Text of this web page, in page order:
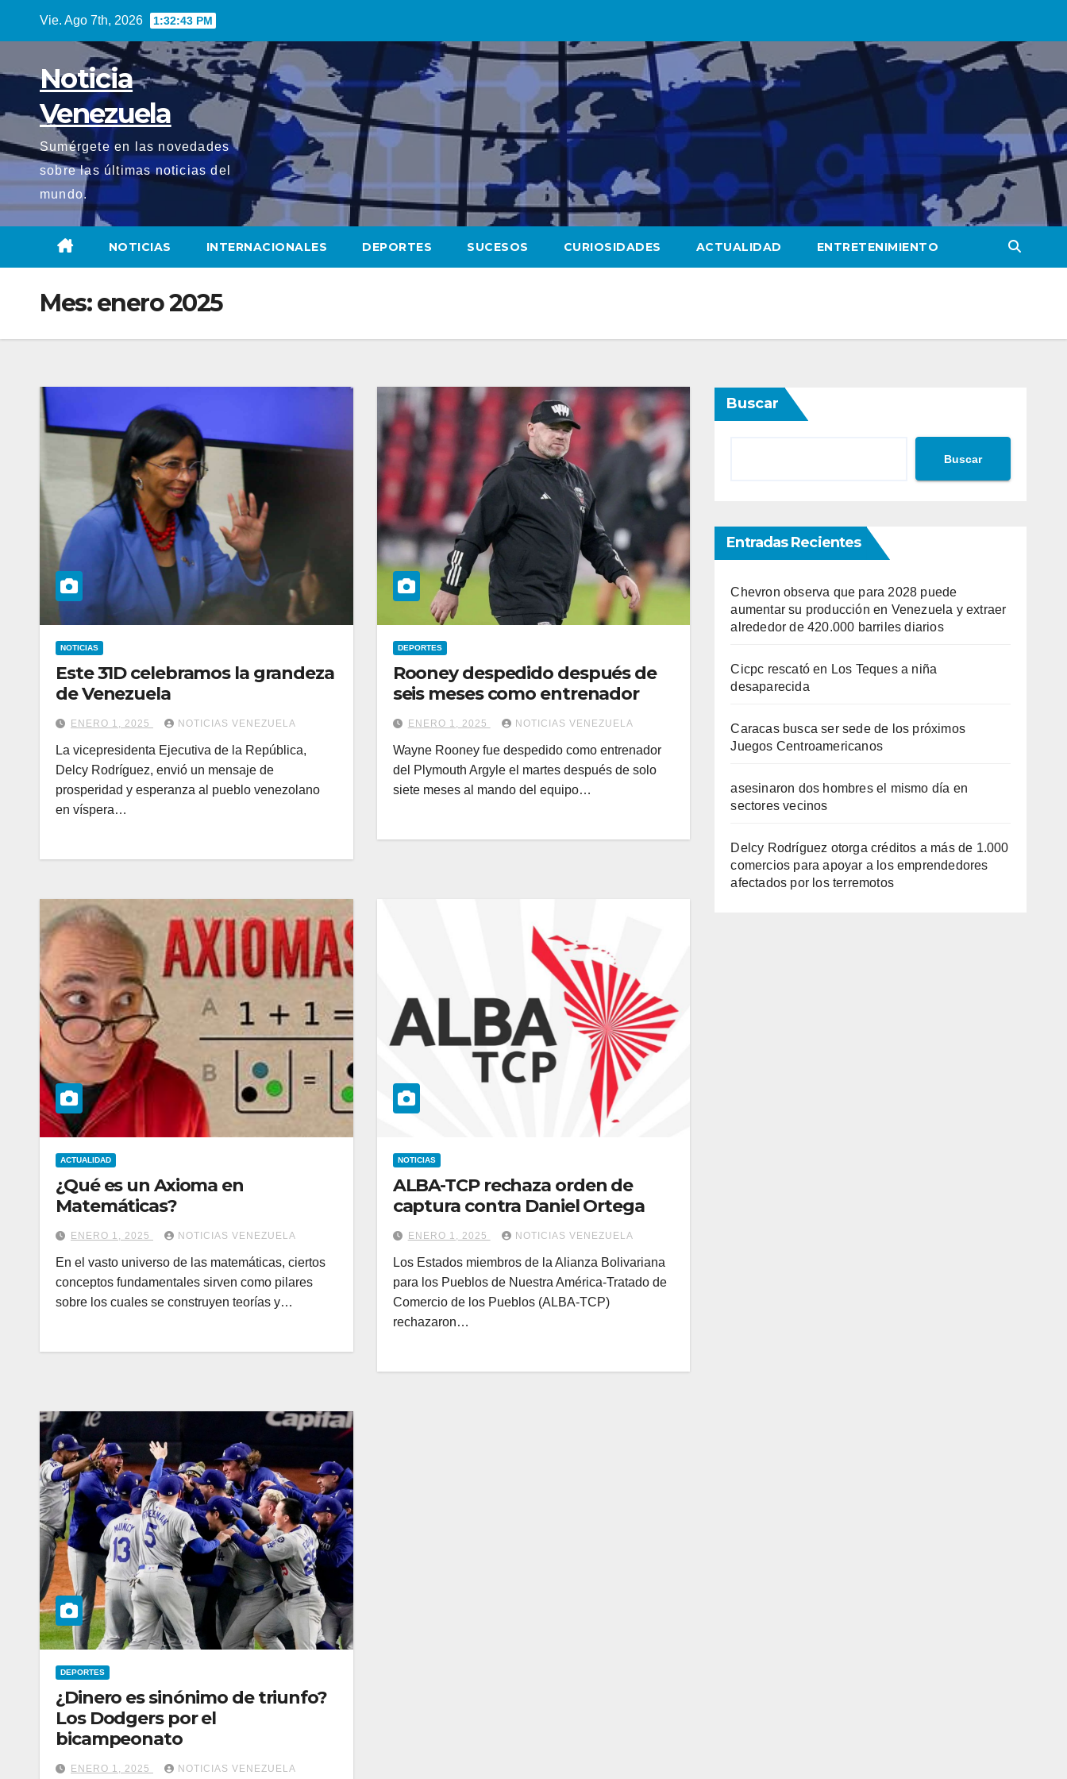
Vie. Ago 7th, 2026 1:32:44 PM
Noticia
Venezuela
Sumérgete en las novedades
sobre las últimas noticias del
mundo.
NOTICIAS INTERNACIONALES DEPORTES SUCESOS CURIOSIDADES ACTUALIDAD ENTRETENIMIENTO
Mes:enero 2025
NOTICIAS
Este 31D celebramos la grandeza
de Venezuela
ENERO 1, 2025 NOTICIAS VENEZUELA
La vicepresidenta Ejecutiva de la República,
Delcy Rodríguez, envió un mensaje de
prosperidad y esperanza al pueblo venezolano
en víspera…
DEPORTES
Rooney despedido después de
seis meses como entrenador
ENERO 1, 2025 NOTICIAS VENEZUELA
Wayne Rooney fue despedido como entrenador
del Plymouth Argyle el martes después de solo
siete meses al mando del equipo…
ACTUALIDAD
¿Qué es un Axioma en
Matemáticas?
ENERO 1, 2025 NOTICIAS VENEZUELA
En el vasto universo de las matemáticas, ciertos
conceptos fundamentales sirven como pilares
sobre los cuales se construyen teorías y…
NOTICIAS
ALBA-TCP rechaza orden de
captura contra Daniel Ortega
ENERO 1, 2025 NOTICIAS VENEZUELA
Los Estados miembros de la Alianza Bolivariana
para los Pueblos de Nuestra América-Tratado de
Comercio de los Pueblos (ALBA-TCP)
rechazaron…
DEPORTES
¿Dinero es sinónimo de triunfo?
Los Dodgers por el
bicampeonato
ENERO 1, 2025 NOTICIAS VENEZUELA
Buscar
Buscar
Entradas Recientes
Chevron observa que para 2028 puede
aumentar su producción en Venezuela y extraer
alrededor de 420.000 barriles diarios
Cicpc rescató en Los Teques a niña
desaparecida
Caracas busca ser sede de los próximos
Juegos Centroamericanos
asesinaron dos hombres el mismo día en
sectores vecinos
Delcy Rodríguez otorga créditos a más de 1.000
comercios para apoyar a los emprendedores
afectados por los terremotos